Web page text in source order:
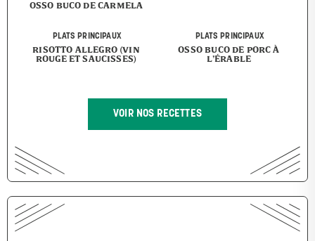
OSSO BUCO DE CARMELA
PLATS PRINCIPAUX
RISOTTO ALLEGRO (VIN
ROUGE ET SAUCISSES)
PLATS PRINCIPAUX
OSSO BUCO DE PORC À
L’ÉRABLE
VOIR NOS RECETTES